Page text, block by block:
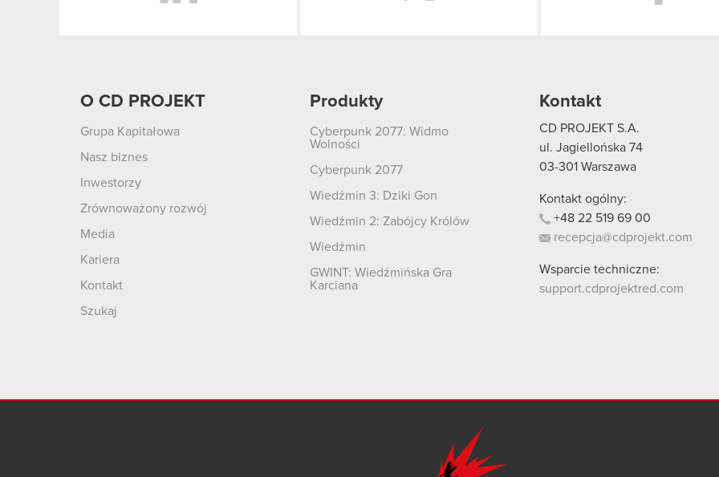
O CD PROJEKT
Grupa Kapitałowa
Nasz biznes
Inwestorzy
Zrównoważony rozwój
Media
Kariera
Kontakt
Szukaj
Produkty
Cyberpunk 2077: Widmo
Wolności
Cyberpunk 2077
Wiedźmin 3: Dziki Gon
Wiedźmin 2: Zabójcy Królów
Wiedźmin
GWINT: Wiedźmińska Gra
Karciana
Kontakt
CD PROJEKT S.A.
ul. Jagiellońska 74
03-301 Warszawa
Kontakt ogólny:
+48 22 519 69 00
recepcja@cdprojekt.com
Wsparcie techniczne:
support.cdprojektred.com